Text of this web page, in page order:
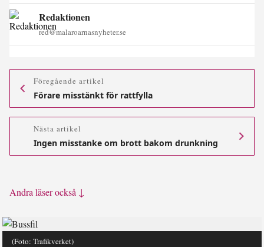
Redaktionen
red@malaroarnasnyheter.se
Föregående artikel
Förare misstänkt för rattfylla
Nästa artikel
Ingen misstanke om brott bakom drunkning
Andra läser också ↓
(Foto: Trafikverket)